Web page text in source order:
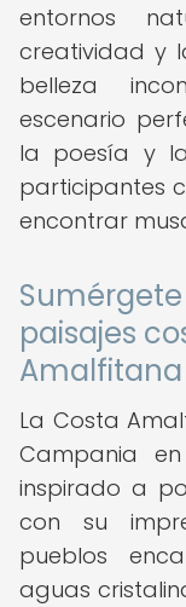
entornos
creatividad y
belleza
escenario
la poesía y
participantes
encontrar
paisajes
Amalfitana
La Costa
Campania
inspirado a
con su
pueblos
aguas